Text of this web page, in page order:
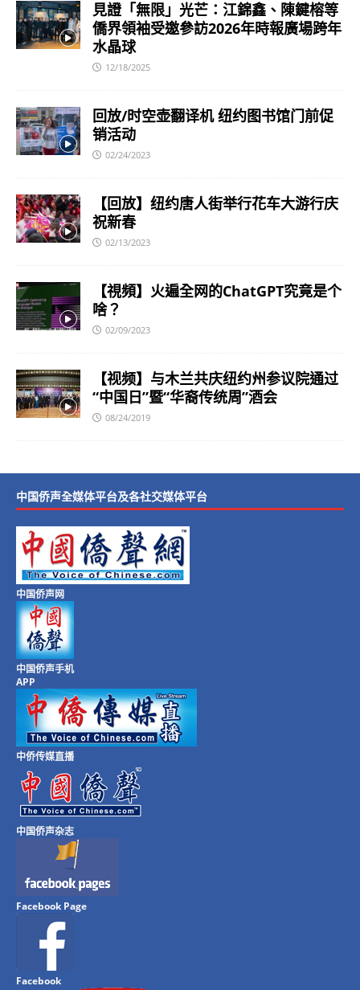
見證「無限」光芒：江錦鑫、陳鍵榕等
僑界領袖受邀參訪2026年時報廣場跨年
水晶球
12/18/2025
回放/时空壶翻译机 纽约图书馆门前促
销活动
02/24/2023
【回放】纽约唐人街举行花车大游行庆
祝新春
02/13/2023
【視頻】火遍全网的ChatGPT究竟是个
啥？
02/09/2023
【视频】与木兰共庆纽约州参议院通过
“中国日”暨“华裔传统周”酒会
08/24/2019
中国侨声全媒体平台及各社交媒体平台
中国侨声网
中国侨声手机
APP
中侨传媒直播
中国侨声杂志
Facebook Page
Facebook